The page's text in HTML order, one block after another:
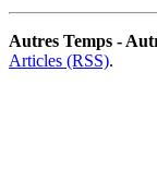
Autres Temps -
Articles (RSS).